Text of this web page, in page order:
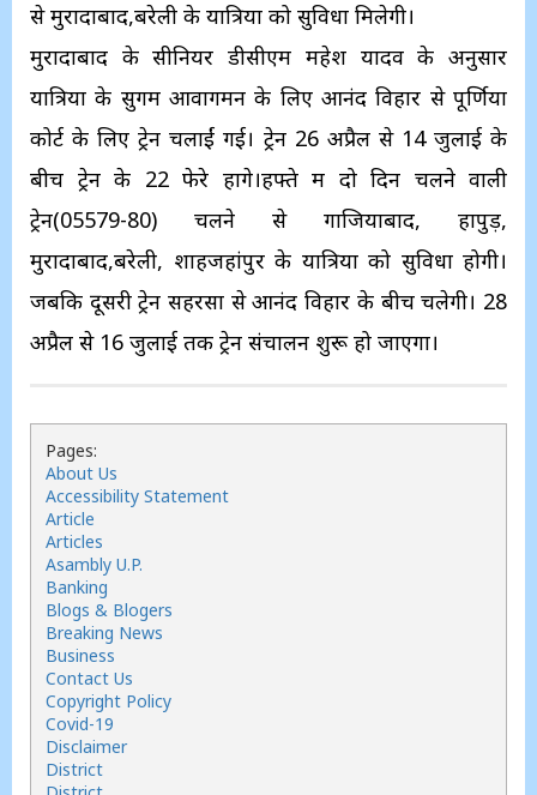
से मुरादाबाद,बरेली के यात्रियों को सुविधा मिलेगी।
मुरादाबाद के सीनियर डीसीएम महेश यादव के अनुसार
यात्रियों के सुगम आवागमन के लिए आनंद विहार से पूर्णिया
कोर्ट के लिए ट्रेन चलाईं गई। ट्रेन 26 अप्रैल से 14 जुलाई के
बीच ट्रेन के 22 फेरे होंगे।हफ्ते में दो दिन चलने वाली
ट्रेन(05579-80) चलने से गाजियाबाद, हापुड़,
मुरादाबाद,बरेली, शाहजहांपुर के यात्रियों को सुविधा होगी।
जबकि दूसरी ट्रेन सहरसा से आनंद विहार के बीच चलेगी। 28
अप्रैल से 16 जुलाई तक ट्रेन संचालन शुरू हो जाएगा।
Pages:
About Us
Accessibility Statement
Article
Articles
Asambly U.P.
Banking
Blogs & Blogers
Breaking News
Business
Contact Us
Copyright Policy
Covid-19
Disclaimer
District